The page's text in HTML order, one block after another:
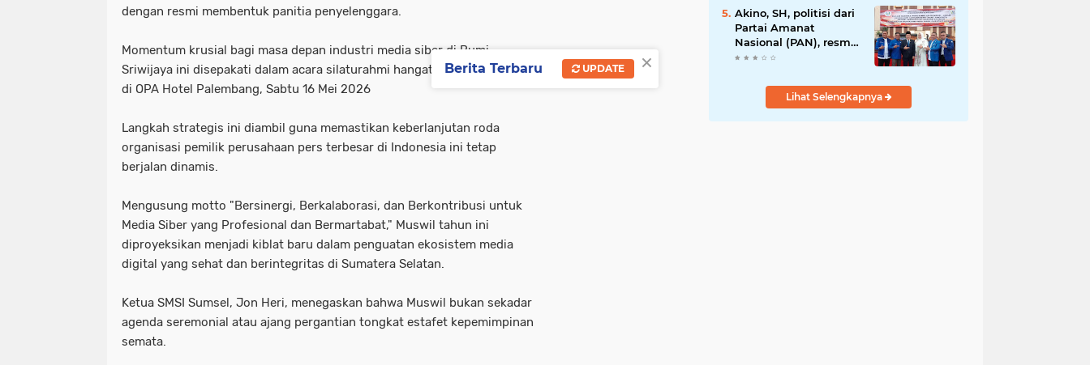
dengan resmi membentuk panitia penyelenggara.
Momentum krusial bagi masa depan industri media siber di Bumi
Sriwijaya ini disepakati dalam acara silaturahmi hangat yang berlangsung
di OPA Hotel Palembang, Sabtu 16 Mei 2026
Langkah strategis ini diambil guna memastikan keberlanjutan roda
organisasi pemilik perusahaan pers terbesar di Indonesia ini tetap
berjalan dinamis.
Mengusung motto "Bersinergi, Berkalaborasi, dan Berkontribusi untuk
Media Siber yang Profesional dan Bermartabat," Muswil tahun ini
diproyeksikan menjadi kiblat baru dalam penguatan ekosistem media
digital yang sehat dan berintegritas di Sumatera Selatan.
Ketua SMSI Sumsel, Jon Heri, menegaskan bahwa Muswil bukan sekadar
agenda seremonial atau ajang pergantian tongkat estafet kepemimpinan
semata.
Amankan 21 Orang
Tersangka
Akino, SH, politisi dari
Partai Amanat
Nasional (PAN), resmi
dilantik sebagai
Lihat Selengkapnya
×
Berita Terbaru UPDATE